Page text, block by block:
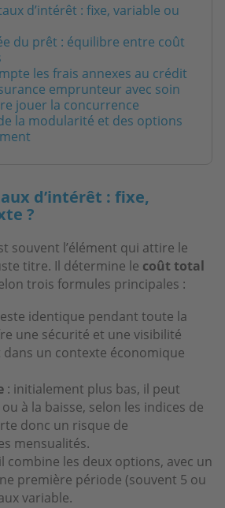
d’intérêt : fixe, variable ou
du prêt : équilibre entre coût
les frais annexes au crédit
emprunteur avec soin
jouer la concurrence
la modularité et des options
d’intérêt : fixe,
?
souvent l’élément qui attire le
titre. Il détermine le coût total
trois formules principales :
identique pendant toute la
une sécurité et une visibilité
un contexte économique
: initialement plus bas, il peut
à la baisse, selon les indices de
donc un risque de
mensualités.
combine les deux options, avec un
première période (souvent 5 ou
variable.